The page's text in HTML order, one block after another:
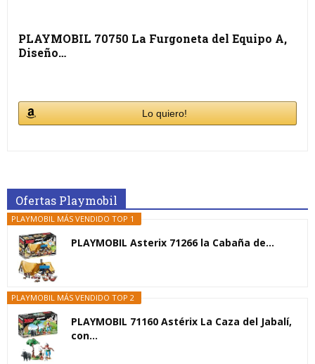
PLAYMOBIL 70750 La Furgoneta del Equipo A,
Diseño…
Lo quiero!
Ofertas Playmobil
PLAYMOBIL MÁS VENDIDO TOP 1
PLAYMOBIL Asterix 71266 la Cabaña de...
PLAYMOBIL MÁS VENDIDO TOP 2
PLAYMOBIL 71160 Astérix La Caza del Jabalí,
con...